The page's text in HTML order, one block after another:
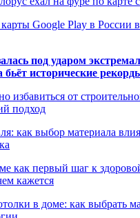
Google Play в России
под ударом
бьёт исторические
избавиться от
подход
как выбор материала
как первый шаг к
кажется
в доме: как выбрать